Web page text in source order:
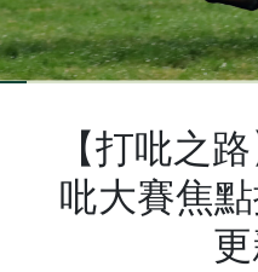
【打吡之
吡大賽焦
更